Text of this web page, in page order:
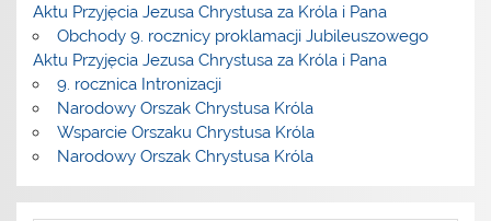
Aktu Przyjęcia Jezusa Chrystusa za Króla i Pana
Obchody 9. rocznicy proklamacji Jubileuszowego
Aktu Przyjęcia Jezusa Chrystusa za Króla i Pana
9. rocznica Intronizacji
Narodowy Orszak Chrystusa Króla
Wsparcie Orszaku Chrystusa Króla
Narodowy Orszak Chrystusa Króla